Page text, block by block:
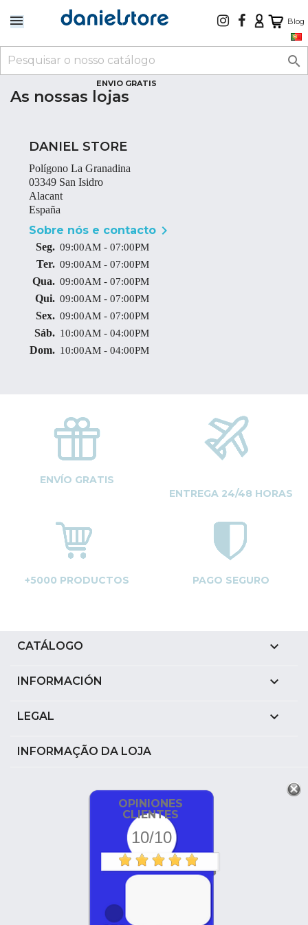
Blog

ENVIO GRATIS
As nossas lojas
DANIEL STORE
Polígono La Granadina
03349 San Isidro
Alacant
España
Sobre nós e contacto 
Seg. 09:00AM - 07:00PM
Ter. 09:00AM - 07:00PM
Qua. 09:00AM - 07:00PM
Qui. 09:00AM - 07:00PM
Sex. 09:00AM - 07:00PM
Sáb. 10:00AM - 04:00PM
Dom. 10:00AM - 04:00PM
ENVÍO GRATIS
ENTREGA 24/48 HORAS
+5000 PRODUCTOS PAGO SEGURO
CATÁLOGO 
INFORMACIÓN 
LEGAL 
INFORMAÇÃO DA LOJA
OPINIONES
CLIENTES
10/10